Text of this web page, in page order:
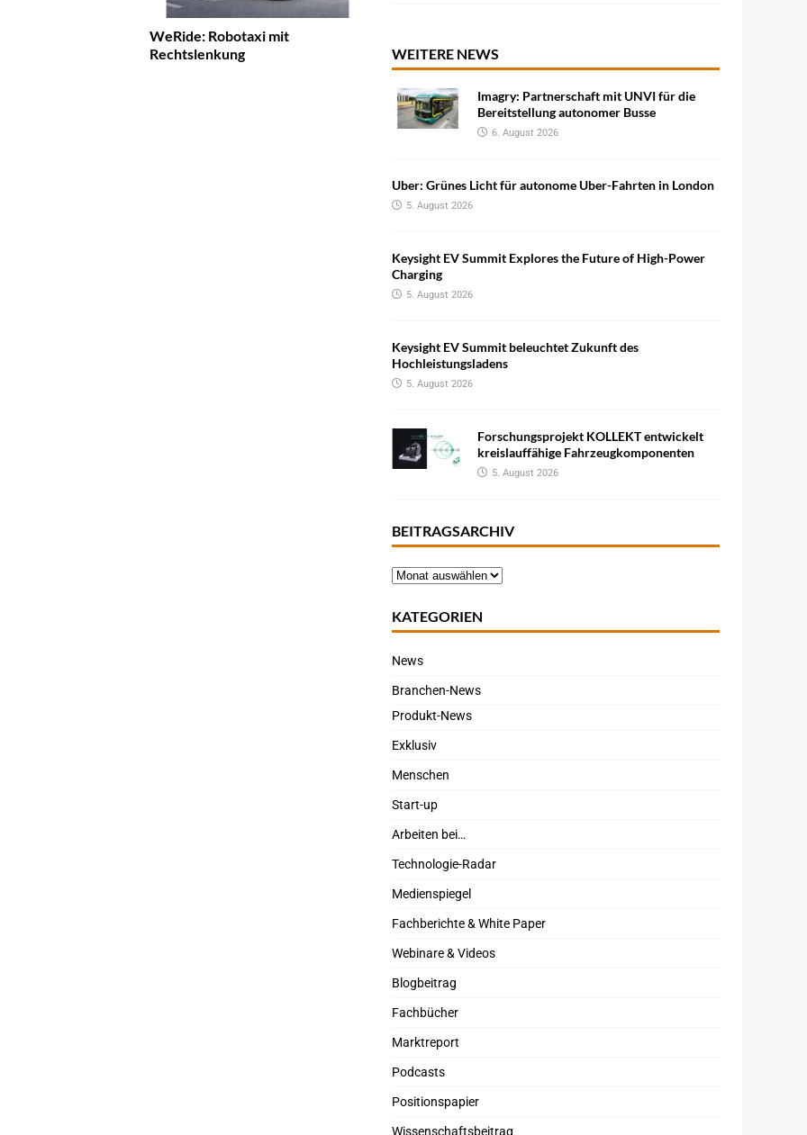
WeRide: Robotaxi mit
Rechtslenkung
WEITERE NEWS
Imagry: Partnerschaft mit UNVI für die
Bereitstellung autonomer Busse
6. August 2026
Uber: Grünes Licht für autonome Uber-Fahrten in London
5. August 2026
Keysight EV Summit Explores the Future of High-Power
Charging
5. August 2026
Keysight EV Summit beleuchtet Zukunft des
Hochleistungsladens
5. August 2026
Forschungsprojekt KOLLEKT entwickelt
kreislauffähige Fahrzeugkomponenten
5. August 2026
BEITRAGSARCHIV
KATEGORIEN
News
Branchen-News
Produkt-News
Exklusiv
Menschen
Start-up
Arbeiten bei…
Technologie-Radar
Medienspiegel
Fachberichte & White Paper
Webinare & Videos
Blogbeitrag
Fachbücher
Marktreport
Podcasts
Positionspapier
Wissenschaftsbeitrag